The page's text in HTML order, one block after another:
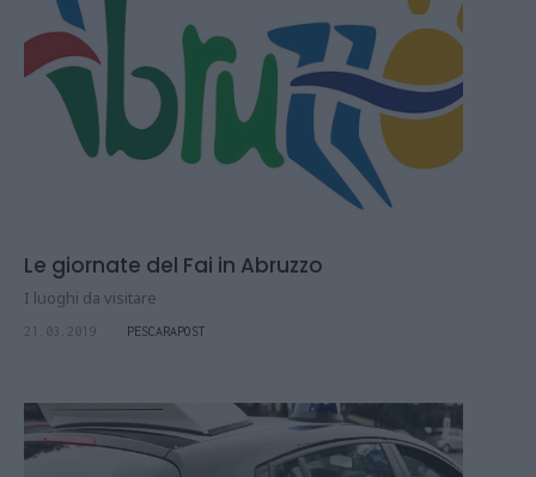
Le giornate del Fai in Abruzzo
I luoghi da visitare
21.03.2019 PESCARAPOST